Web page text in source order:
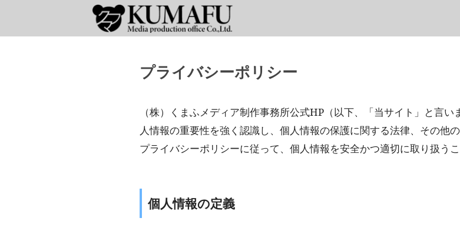
プライバシーポリシー
（株）くまふメディア制作事務所公式HP（以下、「当サイト」と言
人情報の重要性を強く認識し、個人情報の保護に関する法律、その他
プライバシーポリシーに従って、個人情報を安全かつ適切に取り扱うこ
個人情報の定義